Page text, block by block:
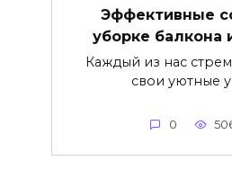
Эффективные
уборке балкона
Каждый из нас
свои уютные
0